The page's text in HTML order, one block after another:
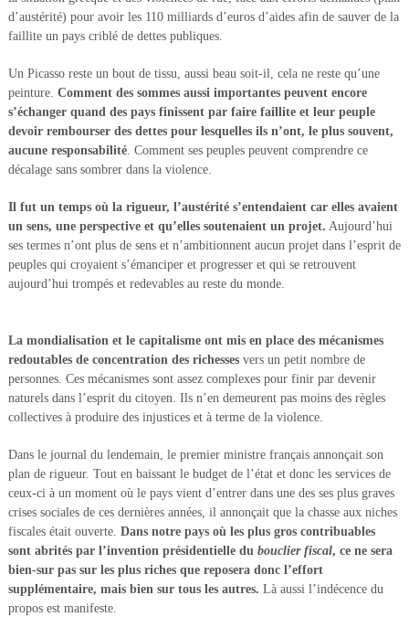
d’austérité) pour avoir les 110 milliards d’euros d’aides afin de sauver de la
faillite un pays criblé de dettes publiques.
Un Picasso reste un bout de tissu, aussi beau soit-il, cela ne reste qu’une
peinture. Comment des sommes aussi importantes peuvent encore
s’échanger quand des pays finissent par faire faillite et leur peuple
devoir rembourser des dettes pour lesquelles ils n’ont, le plus souvent,
aucune responsabilité. Comment ses peuples peuvent comprendre ce
décalage sans sombrer dans la violence.
Il fut un temps où la rigueur, l’austérité s’entendaient car elles avaient
un sens, une perspective et qu’elles soutenaient un projet. Aujourd’hui
ses termes n’ont plus de sens et n’ambitionnent aucun projet dans l’esprit de
peuples qui croyaient s’émanciper et progresser et qui se retrouvent
aujourd’hui trompés et redevables au reste du monde.
La mondialisation et le capitalisme ont mis en place des mécanismes
redoutables de concentration des richessesvers un petit nombre de
personnes. Ces mécanismes sont assez complexes pour finir par devenir
naturels dans l’esprit du citoyen. Ils n’en demeurent pas moins des règles
collectives à produire des injustices et à terme de la violence.
Dans le journal du lendemain, le premier ministre français annonçait son
plan de rigueur. Tout en baissant le budget de l’état et donc les services de
ceux-ci à un moment où le pays vient d’entrer dans une des ses plus graves
crises sociales de ces dernières années, il annonçait que la chasse aux niches
fiscales était ouverte. Dans notre pays où les plus gros contribuables
sont abrités par l’invention présidentielle du bouclier fiscal, ce ne sera
bien-sur pas sur les plus riches que reposera donc l’effort
supplémentaire, mais bien sur tous les autres. Là aussi l’indécence du
propos est manifeste.